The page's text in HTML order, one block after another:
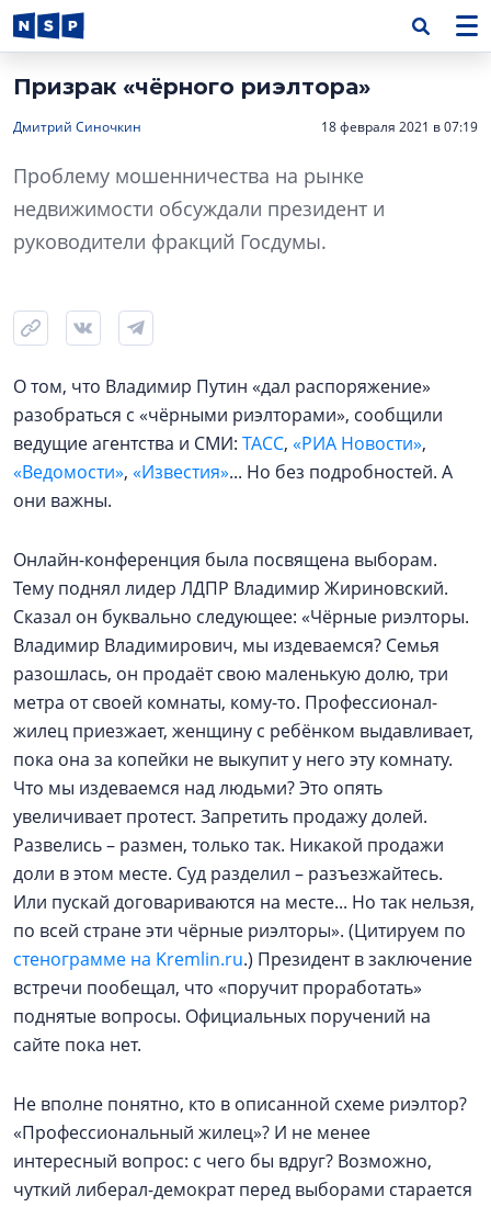
Призрак «чёрного риэлтора»
Дмитрий Синочкин 18 февраля 2021 в 07:19
Проблему мошенничества на рынке
недвижимости обсуждали президент и
руководители фракций Госдумы.
О том, что Владимир Путин «дал распоряжение»
разобраться с «чёрными риэлторами», сообщили
ведущие агентства и СМИ: ТАСС, «РИА Новости»,
«Ведомости», «Известия»... Но без подробностей. А
они важны.
Онлайн-конференция была посвящена выборам.
Тему поднял лидер ЛДПР Владимир Жириновский.
Сказал он буквально следующее: «Чёрные риэлторы.
Владимир Владимирович, мы издеваемся? Семья
разошлась, он продаёт свою маленькую долю, три
метра от своей комнаты, кому-то. Профессионал-
жилец приезжает, женщину с ребёнком выдавливает,
пока она за копейки не выкупит у него эту комнату.
Что мы издеваемся над людьми? Это опять
увеличивает протест. Запретить продажу долей.
Развелись – размен, только так. Никакой продажи
доли в этом месте. Суд разделил – разъезжайтесь.
Или пускай договариваются на месте... Но так нельзя,
по всей стране эти чёрные риэлторы». (Цитируем по
стенограмме на Kremlin.ru.) Президент в заключение
встречи пообещал, что «поручит проработать»
поднятые вопросы. Официальных поручений на
сайте пока нет.
Не вполне понятно, кто в описанной схеме риэлтор?
«Профессиональный жилец»? И не менее
интересный вопрос: с чего бы вдруг? Возможно,
чуткий либерал-демократ перед выборами старается